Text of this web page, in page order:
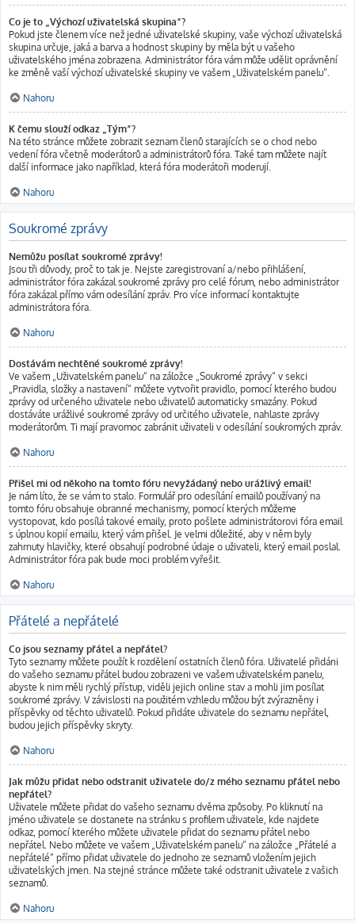
Co je to „Výchozí uživatelská skupina“?
Pokud jste členem více než jedné uživatelské skupiny, vaše výchozí uživatelská
skupina určuje, jaká a barva a hodnost skupiny by měla být u vašeho
uživatelského jména zobrazena. Administrátor fóra vám může udělit oprávnění
ke změně vaší výchozí uživatelské skupiny ve vašem „Uživatelském panelu“.
Nahoru
K čemu slouží odkaz „Tým“?
Na této stránce můžete zobrazit seznam členů starajících se o chod nebo
vedení fóra včetně moderátorů a administrátorů fóra. Také tam můžete najít
další informace jako například, která fóra moderátoři moderují.
Nahoru
Soukromé zprávy
Nemůžu posílat soukromé zprávy!
Jsou tři důvody, proč to tak je. Nejste zaregistrovaní a/nebo přihlášení,
administrátor fóra zakázal soukromé zprávy pro celé fórum, nebo administrátor
fóra zakázal přímo vám odesílání zpráv. Pro více informací kontaktujte
administrátora fóra.
Nahoru
Dostávám nechtěné soukromé zprávy!
Ve vašem „Uživatelském panelu“ na záložce „Soukromé zprávy“ v sekci
„Pravidla, složky a nastavení“ můžete vytvořit pravidlo, pomocí kterého budou
zprávy od určeného uživatele nebo uživatelů automaticky smazány. Pokud
dostáváte urážlivé soukromé zprávy od určitého uživatele, nahlaste zprávy
moderátorům. Ti mají pravomoc zabránit uživateli v odesílání soukromých zpráv.
Nahoru
Přišel mi od někoho na tomto fóru nevyžádaný nebo urážlivý email!
Je nám líto, že se vám to stalo. Formulář pro odesílání emailů používaný na
tomto fóru obsahuje obranné mechanismy, pomocí kterých můžeme
vystopovat, kdo posílá takové emaily, proto pošlete administrátorovi fóra email
s úplnou kopií emailu, který vám přišel. Je velmi důležité, aby v něm byly
zahrnuty hlavičky, které obsahují podrobné údaje o uživateli, který email poslal.
Administrátor fóra pak bude moci problém vyřešit.
Nahoru
Přátelé a nepřátelé
Co jsou seznamy přátel a nepřátel?
Tyto seznamy můžete použít k rozdělení ostatních členů fóra. Uživatelé přidáni
do vašeho seznamu přátel budou zobrazeni ve vašem uživatelském panelu,
abyste k nim měli rychlý přístup, viděli jejich online stav a mohli jim posílat
soukromé zprávy. V závislosti na použitém vzhledu můžou být zvýrazněny i
příspěvky od těchto uživatelů. Pokud přidáte uživatele do seznamu nepřátel,
budou jejich příspěvky skryty.
Nahoru
Jak můžu přidat nebo odstranit uživatele do/z mého seznamu přátel nebo
nepřátel?
Uživatele můžete přidat do vašeho seznamu dvěma způsoby. Po kliknutí na
jméno uživatele se dostanete na stránku s profilem uživatele, kde najdete
odkaz, pomocí kterého můžete uživatele přidat do seznamu přátel nebo
nepřátel. Nebo můžete ve vašem „Uživatelském panelu“ na záložce „Přátelé a
nepřátelé“ přímo přidat uživatele do jednoho ze seznamů vložením jejich
uživatelských jmen. Na stejné stránce můžete také odstranit uživatele z vašich
seznamů.
Nahoru